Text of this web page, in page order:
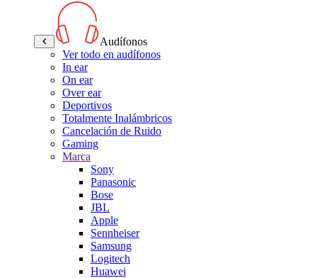
Audífonos
Ver todo en audífonos
In ear
On ear
Over ear
Deportivos
Totalmente Inalámbricos
Cancelación de Ruido
Gaming
Marca
Sony
Panasonic
Bose
JBL
Apple
Sennheiser
Samsung
Logitech
Huawei